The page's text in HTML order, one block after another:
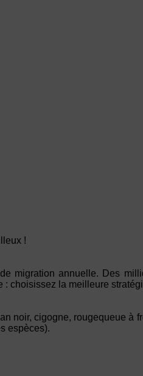
!
migration annuelle. Des
choisissez la meilleure
noir, cigogne, rougequeue à
espèces).